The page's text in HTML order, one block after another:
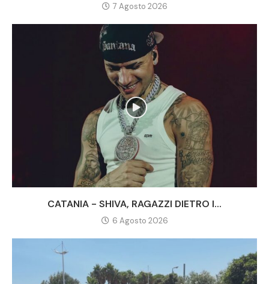
7 Agosto 2026
CATANIA - SHIVA, RAGAZZI DIETRO I...
6 Agosto 2026